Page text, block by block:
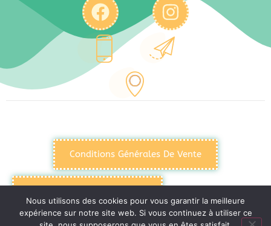
Conditions Générales De Vente
Nous utilisons des cookies pour vous garantir la meilleure
expérience sur notre site web. Si vous continuez à utiliser ce